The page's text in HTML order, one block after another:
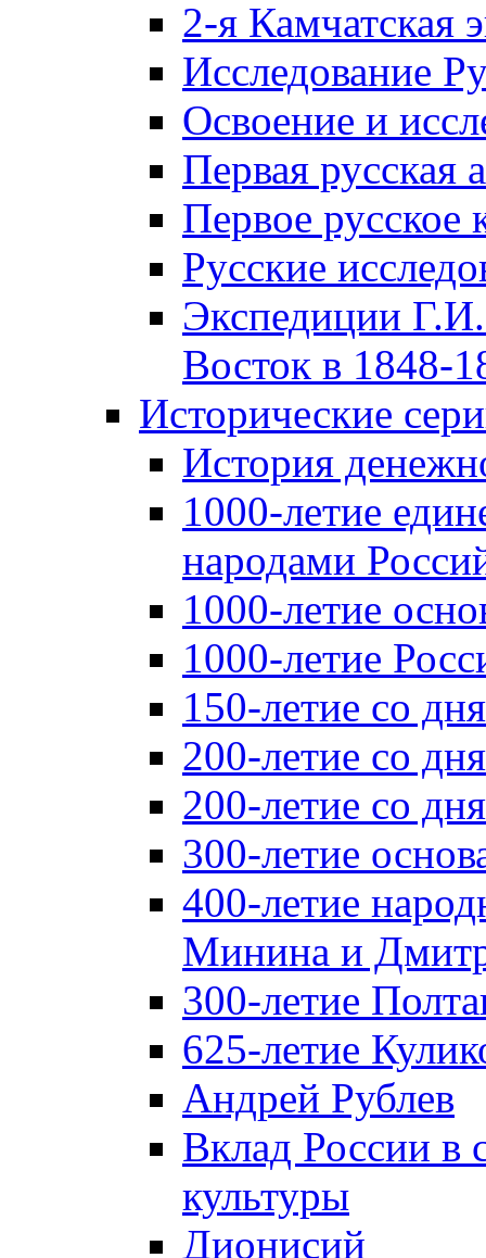
2-я Камчатская
Исследование
Освоение и
Первая русская
Первое русское
Русские
Экспедиции
Восток в 1848-
Исторические
История
1000-летие
народами
1000-летие
1000-летие
150-летие со
200-летие со
200-летие со
300-летие
400-летие
Минина и
300-летие
625-летие
Андрей Рублев
Вклад России в
культуры
Дионисий